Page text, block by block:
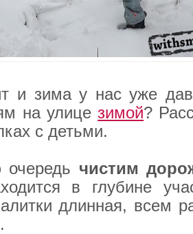
и зима у нас уже
на улицезимой?
с детьми.
чистим
в глубине
длинная, всем